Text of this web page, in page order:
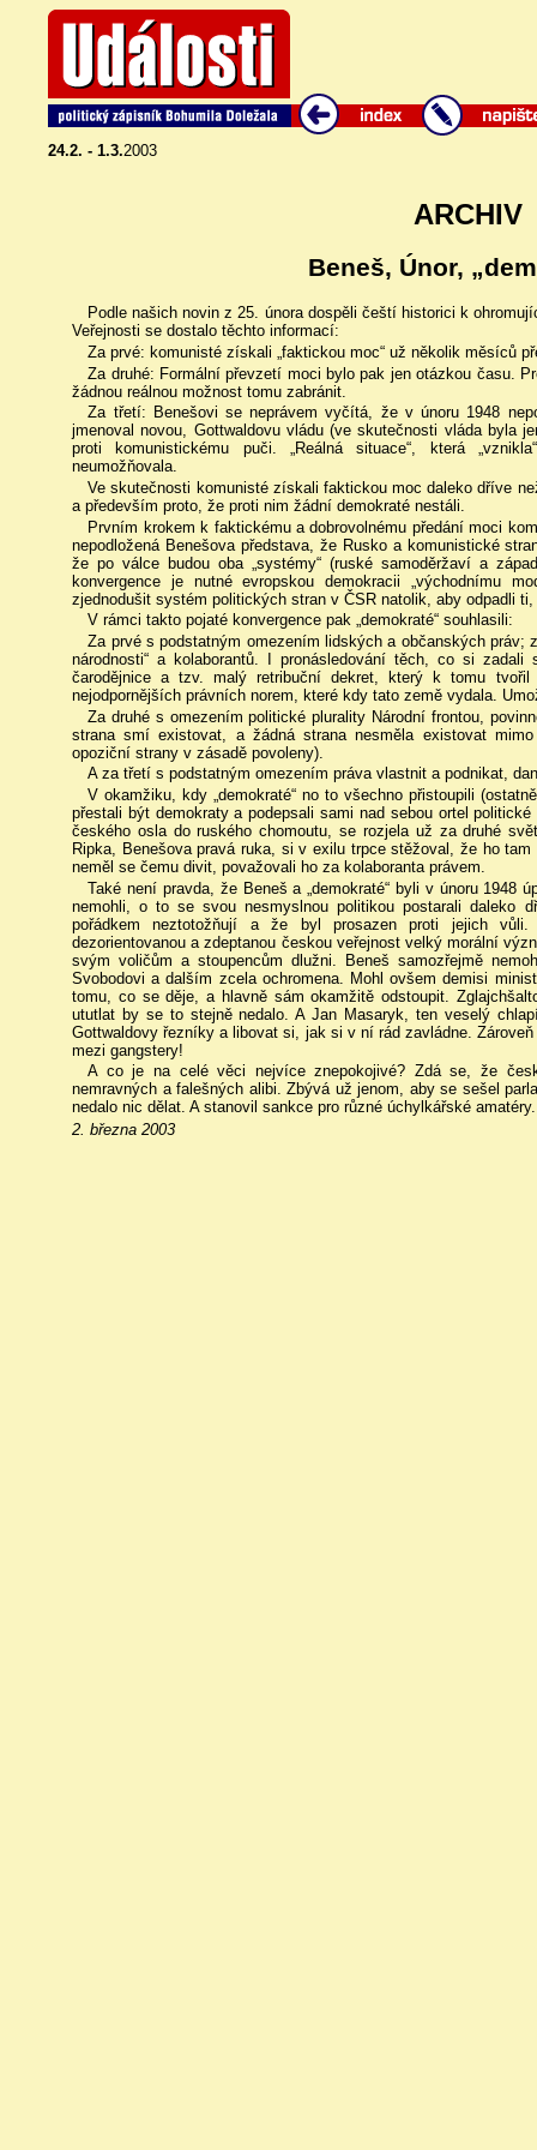
24.2. - 1.3.2003
ARCHIV
Beneš, Únor,
Podle našich novin z 25. února dospěli čeští historici k
Veřejnosti se dostalo těchto informací:
Za prvé: komunisté získali „faktickou moc“ už několik měsíců
Za druhé: Formální převzetí moci bylo pak jen otázkou času.
žádnou reálnou možnost tomu zabránit.
Za třetí: Benešovi se neprávem vyčítá, že v únoru 1948
jmenoval novou, Gottwaldovu vládu (ve skutečnosti vláda byla
proti komunistickému puči. „Reálná situace“, která
neumožňovala.
Ve skutečnosti komunisté získali faktickou moc daleko dříve
a především proto, že proti nim žádní demokraté nestáli.
Prvním krokem k faktickému a dobrovolnému předání moci
nepodložená Benešova představa, že Rusko a komunistické
že po válce budou oba „systémy“ (ruské samoděržaví a
konvergence je nutné evropskou demokracii „východnímu
zjednodušit systém politických stran v ČSR natolik, aby odpadli
V rámci takto pojaté konvergence pak „demokraté“ souhlasili:
Za prvé s podstatným omezením lidských a občanských práv;
národnosti“ a kolaborantů. I pronásledování těch, co si
čarodějnice a tzv. malý retribuční dekret, který k tomu
nejodpornějších právních norem, které kdy tato země vydala.
Za druhé s omezením politické plurality Národní frontou,
strana smí existovat, a žádná strana nesměla existovat
opoziční strany v zásadě povoleny).
A za třetí s podstatným omezením práva vlastnit a podnikat,
V okamžiku, kdy „demokraté“ no to všechno přistoupili
přestali být demokraty a podepsali sami nad sebou ortel
českého osla do ruského chomoutu, se rozjela už za druhé
Ripka, Benešova pravá ruka, si v exilu trpce stěžoval, že ho
neměl se čemu divit, považovali ho za kolaboranta právem.
Také není pravda, že Beneš a „demokraté“ byli v únoru 1948
nemohli, o to se svou nesmyslnou politikou postarali daleko
pořádkem neztotožňují a že byl prosazen proti jejich
dezorientovanou a zdeptanou českou veřejnost velký morální
svým voličům a stoupencům dlužni. Beneš samozřejmě
Svobodovi a dalším zcela ochromena. Mohl ovšem demisi
tomu, co se děje, a hlavně sám okamžitě odstoupit.
ututlat by se to stejně nedalo. A Jan Masaryk, ten veselý
Gottwaldovy řezníky a libovat si, jak si v ní rád zavládne.
mezi gangstery!
A co je na celé věci nejvíce znepokojivé? Zdá se, že
nemravných a falešných alibi. Zbývá už jenom, aby se sešel
nedalo nic dělat. A stanovil sankce pro různé úchylkářské amatéry.
2. března 2003